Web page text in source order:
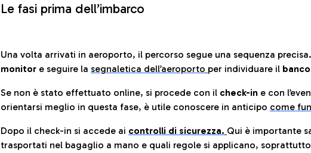
Le fasi prima dell’imbarco
Una volta arrivati in aeroporto, il percorso segue una sequenza
monitor e seguire la segnaletica dell’aeroporto per individuare il
Se non è stato effettuato online, si procede con il check-in e con
orientarsi meglio in questa fase, è utile conoscere in anticipo come
Dopo il check-in si accede ai controlli di sicurezza. Qui è importante
trasportati nel bagaglio a mano e quali regole si applicano,